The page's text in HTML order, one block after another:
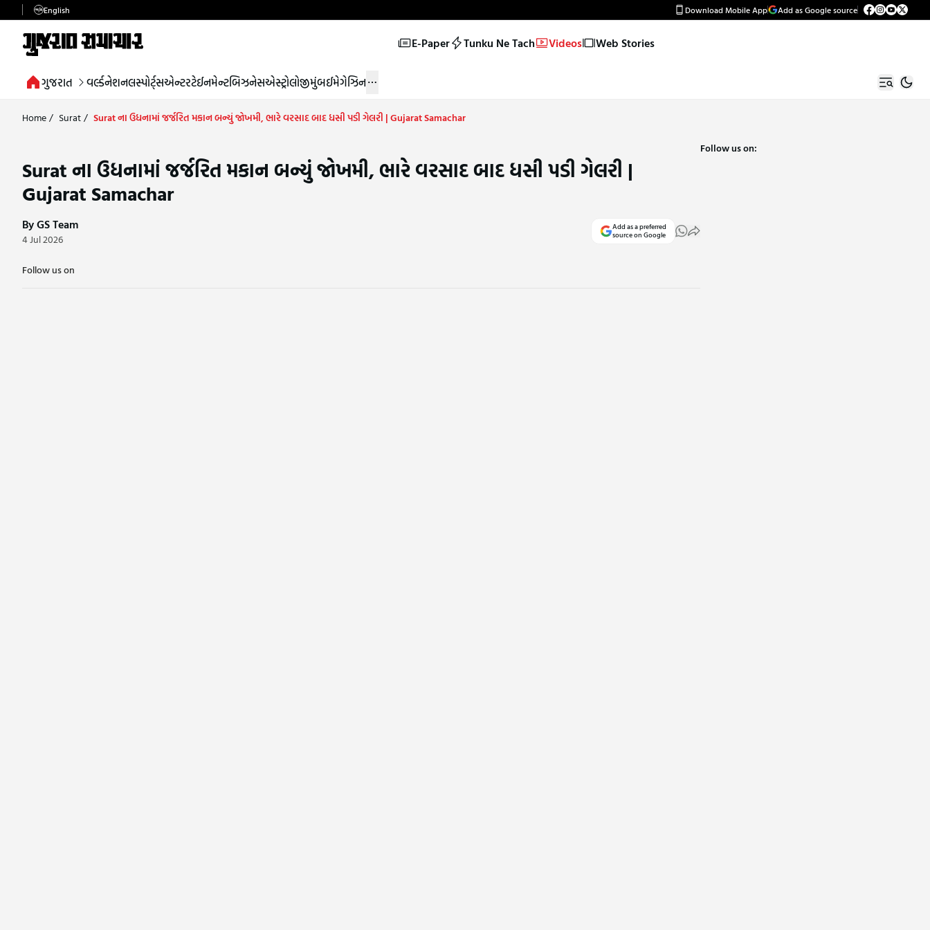
English Download Mobile App Add as Google source
E-Paper Tunku Ne Tach Videos Web Stories
ગુજરાત વર્લ્ડનેશનલસ્પોર્ટ્સએન્ટરટેઈનમેન્ટબિઝનેસએસ્ટ્રોલોજીમુંબઈમેગેઝિન
Home/ Surat/ Surat ના ઉધનામાં જર્જરિત મકાન બન્યું જોખમી, ભારે વરસાદ બાદ ધસી પડી ગેલરી | Gujarat Samachar
Surat ના ઉધનામાં જર્જરિત મકાન બન્યું જોખમી, ભારે વરસાદ બાદ ધસી પડી ગેલરી |
Gujarat Samachar
By GS Team
4 Jul 2026
Add as a preferred
source on Google
Follow us on
Follow us on: